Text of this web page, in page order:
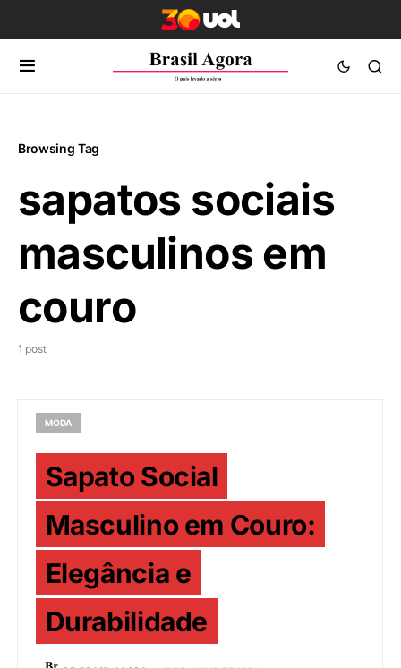
Browsing Tag
sapatos sociais
masculinos em
couro
1 post
MODA
Sapato Social
Masculino em Couro:
Elegância e
Durabilidade